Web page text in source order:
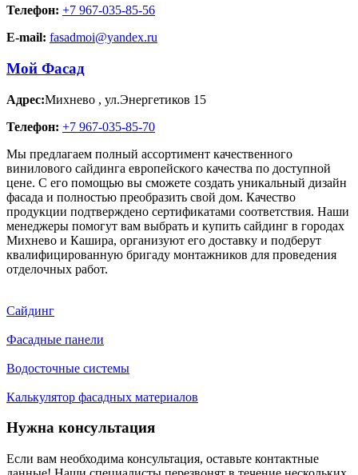
Телефон: +7 967-035-85-56
E-mail: fasadmoi@yandex.ru
Мой Фасад
Адрес:Михнево , ул.Энергетиков 15
Телефон: +7 967-035-85-70
Мы предлагаем полный ассортимент качественного
винилового сайдинга европейского качества по доступной
цене. С его помощью вы сможете создать уникальный дизайн
фасада и полностью преобразить свой дом. Качество
продукции подтверждено сертификатами соответствия. Наши
менеджеры помогут вам выбрать и купить сайдинг в городах
Михнево и Кашира, организуют его доставку и подберут
квалифицированную бригаду монтажников для проведения
отделочных работ.
Сайдинг
Фасадные панели
Водосточные системы
Калькулятор фасадных материалов
Нужна консультация
Если вам необходима консультация, оставьте контактные